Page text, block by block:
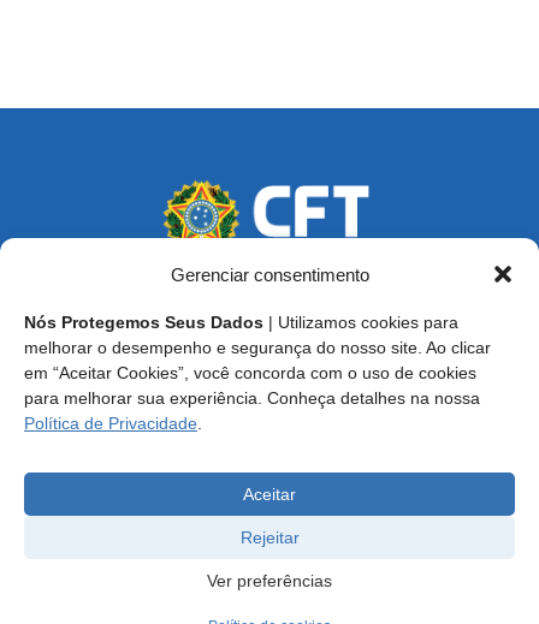
Gerenciar consentimento
Nós Protegemos Seus Dados | Utilizamos cookies para
melhorar o desempenho e segurança do nosso site. Ao clicar
em “Aceitar Cookies”, você concorda com o uso de cookies
para melhorar sua experiência. Conheça detalhes na nossa
Política de Privacidade
Aceitar
Rejeitar
Ver preferências
Endereço: SCS, Quadra 02, Bloco D, Ed. Oscar Niemeyer,
9º Andar CEP 70.316-900 - Brasília/DF
Central de Atendimento ao Técnico:0800 016-1515